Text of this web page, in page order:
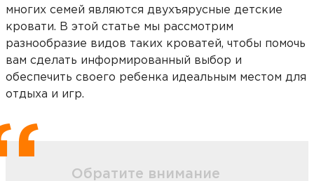
многих семей являются двухъярусные детские
кровати. В этой статье мы рассмотрим
разнообразие видов таких кроватей, чтобы помочь
вам сделать информированный выбор и
обеспечить своего ребенка идеальным местом для
отдыха и игр.
Обратите внимание